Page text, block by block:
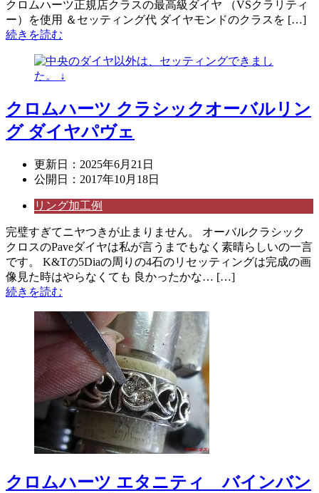
クロムハーツ正規店クラスの最高級ダイヤ （VSクラリティ
ー）を使用 ＆セッティング代 ダイヤモンドのクラスを […]
続きを読む
クロムハーツ クラシックオーバルリン
グ ダイヤパヴェ
更新日： 2025年6月21日
公開日： 2017年10月18日
リング加工例
完璧すぎてニヤつきが止まりません。 オーバルクラシック
クロスのPaveダイヤは私が言うまでもなく素晴らしいの一言
です。 K&Tの5Diaの周りの4石のリセッティングは完成の画
像見た時はやらなくても 良かったかな… […]
続きを読む
クロムハーツ エタニティ バインバン